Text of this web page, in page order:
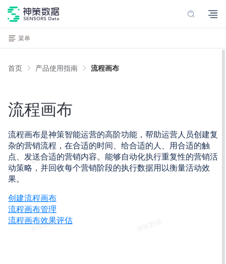
菜单
首页 产品使用指南 流程画布
流程画布
流程画布是神策智能运营的高阶功能，帮助运营人员创建复
杂的营销流程，在合适的时间、给合适的人、用合适的触
点、发送合适的营销内容。能够自动化执行重复性的营销活
动策略，并回收每个营销阶段的执行数据用以衡量活动效
果。
创建流程画布
流程画布管理
流程画布效果评估